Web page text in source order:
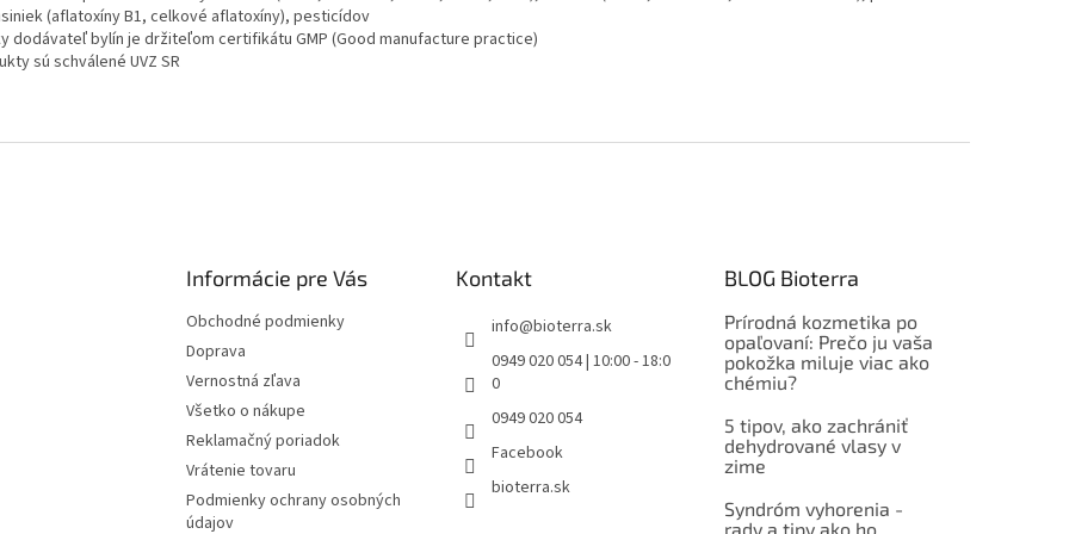
(aflatoxíny B1, celkové aflatoxíny), pesticídov
dodávateľ bylín je držiteľom certifikátu GMP (Good manufacture practice)
sú schválené UVZ SR
Informácie pre Vás
Obchodné podmienky
Doprava
Vernostná zľava
Všetko o nákupe
Reklamačný poriadok
Vrátenie tovaru
Podmienky ochrany osobných
údajov
Kontakt
info@bioterra.sk
0949 020 054 | 10:00 - 18:0
0
0949 020 054
Facebook
bioterra.sk
BLOG Bioterra
Prírodná kozmetika po
opaľovaní: Prečo ju vaša
pokožka miluje viac ako
chémiu?
5 tipov, ako zachrániť
dehydrované vlasy v
zime
Syndróm vyhorenia -
rady a tipy ako ho